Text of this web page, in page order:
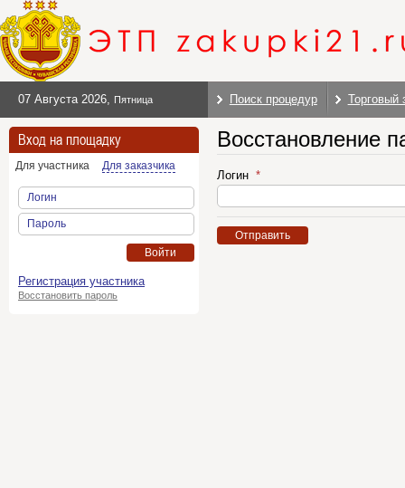
07 Августа 2026, Пятница Поиск процедур Торговый
Вход на площадку
Для участника Для заказчика
Логин
Пароль
Войти
Регистрация участника
Восстановить пароль
Восстановление
Логин
Отправить